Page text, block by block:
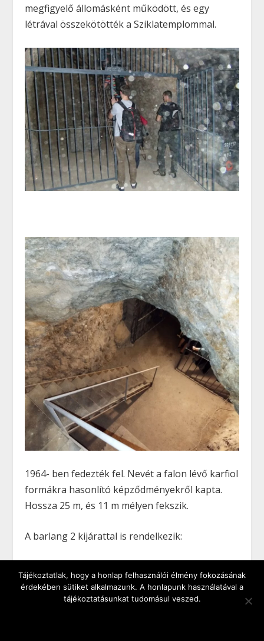
megfigyelő állomásként működött, és egy
létrával összekötötték a Sziklatemplommal.
1964- ben fedezték fel. Nevét a falon lévő karfiol
formákra hasonlító képződményekről kapta.
Hossza 25 m, és 11 m mélyen fekszik.
A barlang 2 kijárattal is rendelkezik:
csillékkel szállították a kitermelt anyagot (Ma
már csak a boltíves elfalazás látható. Ide
Tájékoztatlak, hogy a honlap felhasználói élmény fokozásának
érdekében sütiket alkalmazunk. A honlapunk használatával a
tájékoztatásunkat tudomásul veszed.